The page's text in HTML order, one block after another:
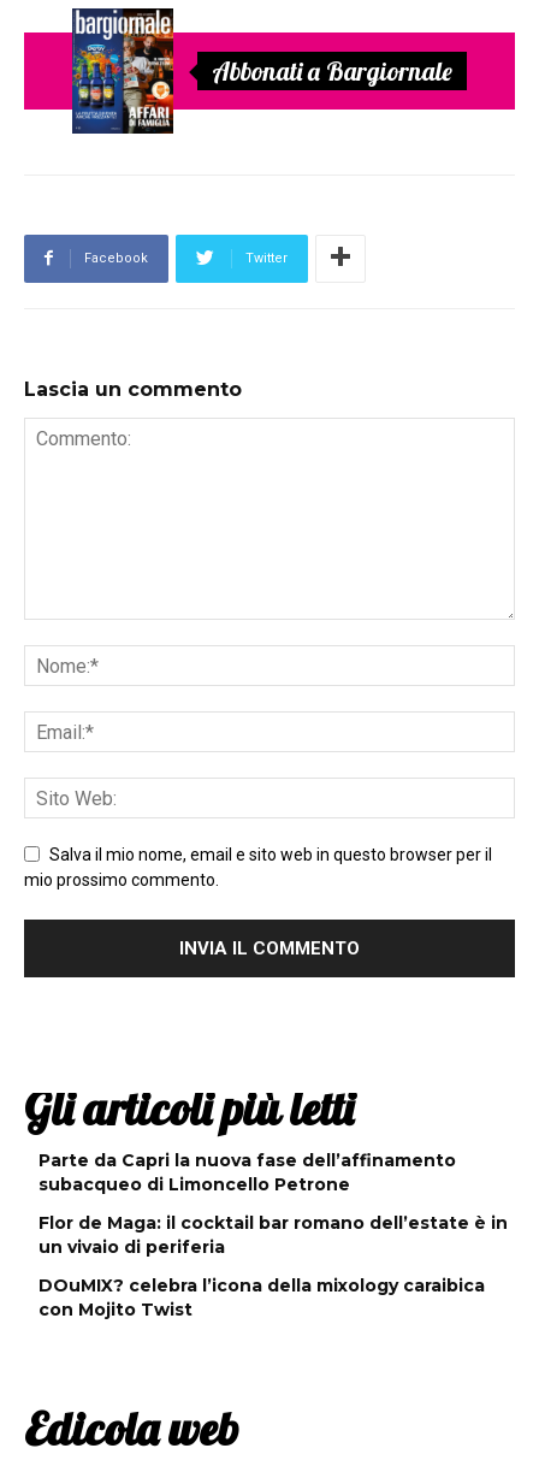
Abbonati a Bargiornale
Facebook Twitter
Lascia un commento
Salva il mio nome, email e sito web in questo browser per il
mio prossimo commento.
Gli articoli più letti
Parte da Capri la nuova fase dell’affinamento
subacqueo di Limoncello Petrone
Flor de Maga: il cocktail bar romano dell’estate è in
un vivaio di periferia
DOuMIX? celebra l’icona della mixology caraibica
con Mojito Twist
Edicola web